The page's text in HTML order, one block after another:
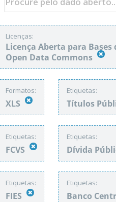
Licenças:
Licença Aberta para Bases
Open Data Commons
Formatos:
XLS
Etiquetas:
Títulos
Etiquetas:
FCVS
Etiquetas:
Dívida
Etiquetas:
FIES
Etiquetas:
Banco